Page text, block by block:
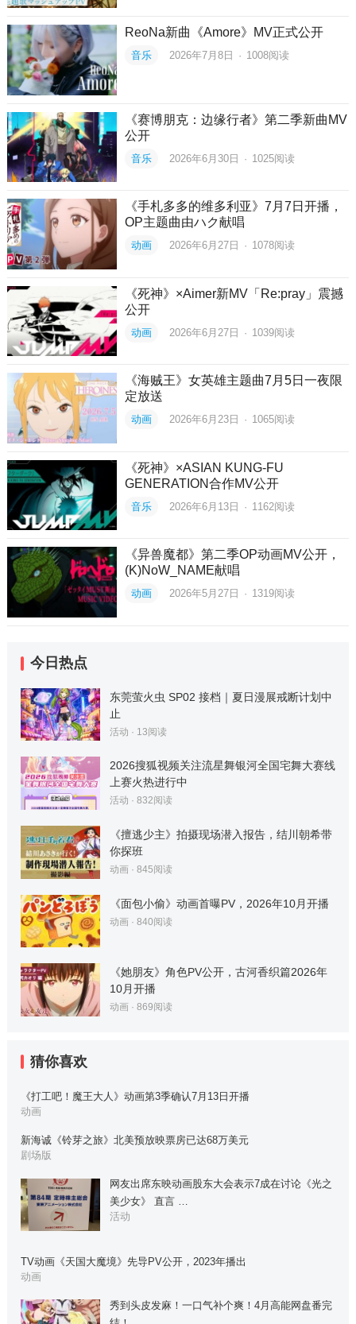
ReoNa新曲《Amore》MV正式公开
音乐 2026年7月8日 · 1008阅读
《赛博朋克：边缘行者》第二季新曲MV
公开
音乐 2026年6月30日 · 1025阅读
《手札多多的维多利亚》7月7日开播，
OP主题曲由ハク献唱
动画 2026年6月27日 · 1078阅读
《死神》×Aimer新MV「Re:pray」震撼
公开
动画 2026年6月27日 · 1039阅读
《海贼王》女英雄主题曲7月5日一夜限
定放送
动画 2026年6月23日 · 1065阅读
《死神》×ASIAN KUNG-FU
GENERATION合作MV公开
音乐 2026年6月13日 · 1162阅读
《异兽魔都》第二季OP动画MV公开，
(K)NoW_NAME献唱
动画 2026年5月27日 · 1319阅读
今日热点
东莞萤火虫 SP02 接档｜夏日漫展戒断计划中
止
活动 · 13阅读
2026搜狐视频关注流星舞银河全国宅舞大赛线
上赛火热进行中
活动 · 832阅读
《擅逃少主》拍摄现场潜入报告，结川朝希带
你探班
动画· 845阅读
《面包小偷》动画首曝PV，2026年10月开播
动画· 840阅读
《她朋友》角色PV公开，古河香织篇2026年
10月开播
动画· 869阅读
猜你喜欢
《打工吧！魔王大人》动画第3季确认7月13日开播
动画
新海诚《铃芽之旅》北美预放映票房已达68万美元
剧场版
网友出席东映动画股东大会表示7成在讨论《光之
美少女》 直言 …
活动
TV动画《天国大魔境》先导PV公开，2023年播出
动画
秀到头皮发麻！一口气补个爽！4月高能网盘番完